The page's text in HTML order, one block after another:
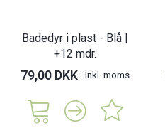
Badedyr i plast - Blå |
+12 mdr.
79,00 DKK Inkl. moms